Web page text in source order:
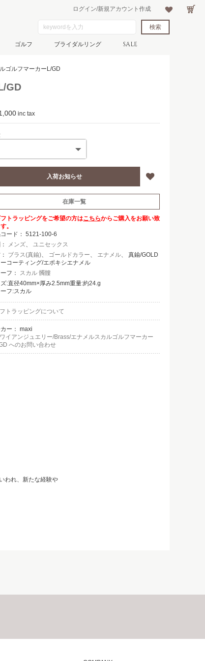
ゴルフ ブライダルリング SALE
ゴルフマーカーL/GD
GD
在庫一覧
トラッピングをご希望の方はこちらからご購入をお願い致
。
ード： 5121-100-6
メンズ、 ユニセックス
ブラス(真鍮)、 ゴールドカラー、 エナメル、 真鍮/GOLD
コーティング/エポキシエナメル
フ： スカル 髑髏
:直径40mm×厚み2.5mm重量:約24.g
フ:スカル
トラッピングについて
ー： maxi
イアンジュエリー/Brass/エナメルスカルゴルフマーカー
へのお問い合わせ
われ、新たな経験や
ログイン/新規アカウント作成